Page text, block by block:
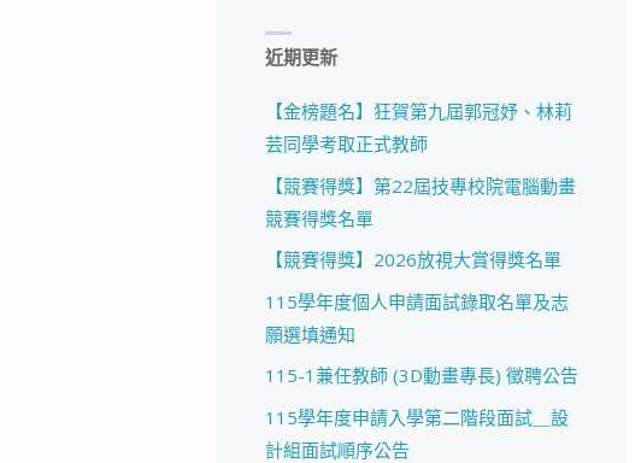
近期更新
【金榜題名】狂賀第九屆郭冠妤、林莉
芸同學考取正式教師
【競賽得獎】第22屆技專校院電腦動畫
競賽得獎名單
【競賽得獎】2026放視大賞得獎名單
115學年度個人申請面試錄取名單及志
願選填通知
115-1兼任教師 (3D動畫專長) 徵聘公告
115學年度申請入學第二階段面試＿設
計組面試順序公告